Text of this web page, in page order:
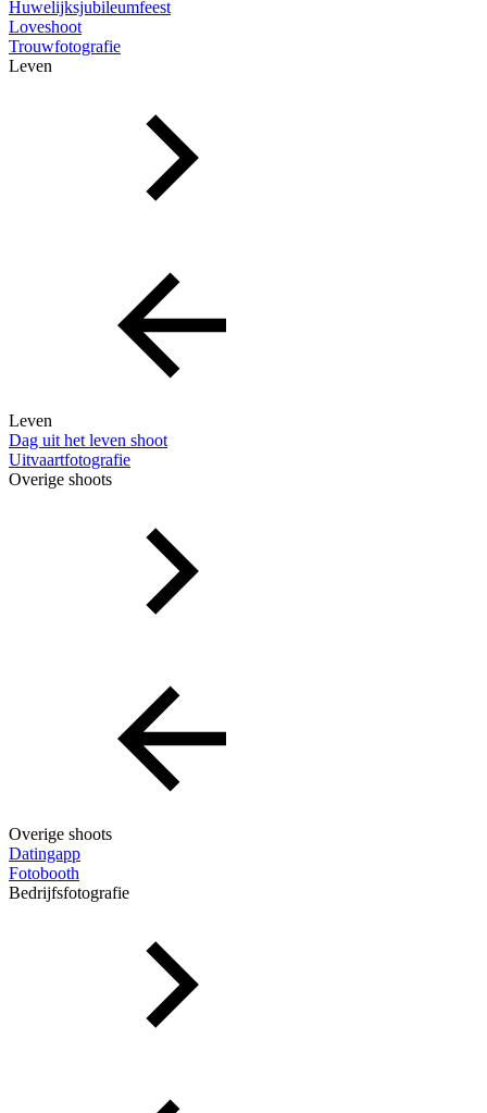
Huwelijksjubileumfeest
Loveshoot
Trouwfotografie
Leven
Leven
Dag uit het leven shoot
Uitvaartfotografie
Overige shoots
Overige shoots
Datingapp
Fotobooth
Bedrijfsfotografie